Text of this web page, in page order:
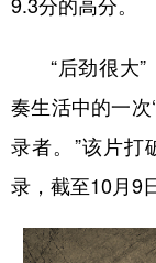
9.3分的高分。
“后劲很大
奏生活中的一次
录者。”该片打
录，截至10月9